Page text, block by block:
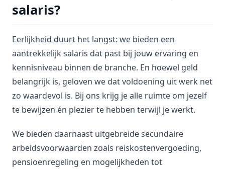
salaris?
Eerlijkheid duurt het langst: we bieden een
aantrekkelijk salaris dat past bij jouw ervaring en
kennisniveau binnen de branche. En hoewel geld
belangrijk is, geloven we dat voldoening uit werk net
zo waardevol is. Bij ons krijg je alle ruimte om jezelf
te bewijzen én plezier te hebben terwijl je werkt.
We bieden daarnaast uitgebreide secundaire
arbeidsvoorwaarden zoals reiskostenvergoeding,
pensioenregeling en mogelijkheden tot